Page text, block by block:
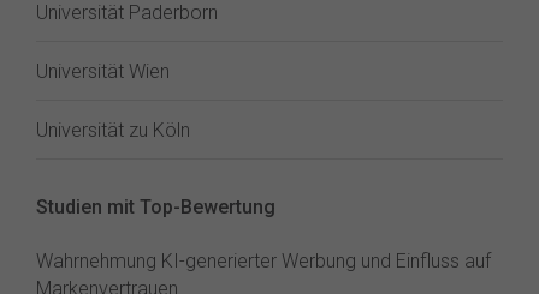
Universität Paderborn
Universität Wien
Universität zu Köln
Studien mit Top-Bewertung
Wahrnehmung KI-generierter Werbung und Einfluss auf
Markenvertrauen